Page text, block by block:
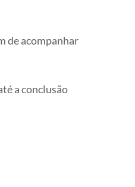
de acompanhar
a conclusão